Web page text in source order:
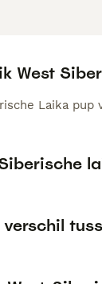
West
Laika